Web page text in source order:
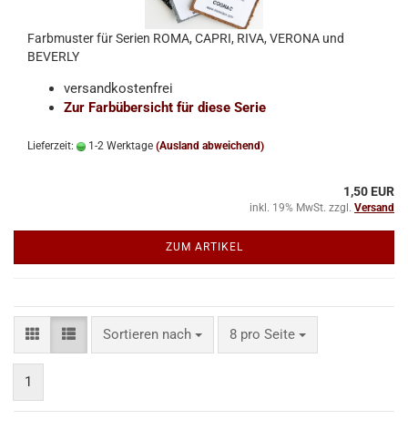
Farbmuster für Serien ROMA, CAPRI, RIVA, VERONA und
BEVERLY
versandkostenfrei
Zur Farbübersicht für diese Serie
Lieferzeit: 1-2 Werktage (Ausland abweichend)
1,50 EUR
inkl. 19% MwSt. zzgl. Versand
ZUM ARTIKEL
Sortieren nach
Sortieren nach 8 pro Seite
pro Seite
1